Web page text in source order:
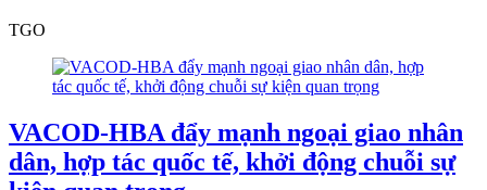
TGO
VACOD-HBA đẩy mạnh ngoại giao nhân
dân, hợp tác quốc tế, khởi động chuỗi sự